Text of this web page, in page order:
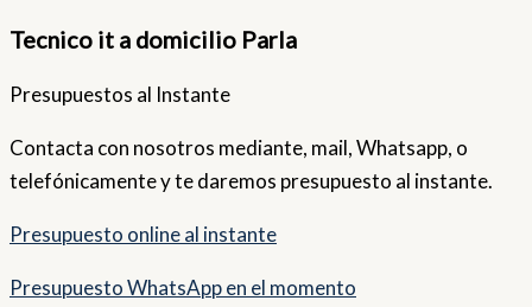
Tecnico it a domicilio Parla
Presupuestos al Instante
Contacta con nosotros mediante, mail, Whatsapp, o
telefónicamente y te daremos presupuesto al instante.
Presupuesto online al instante
Presupuesto WhatsApp en el momento